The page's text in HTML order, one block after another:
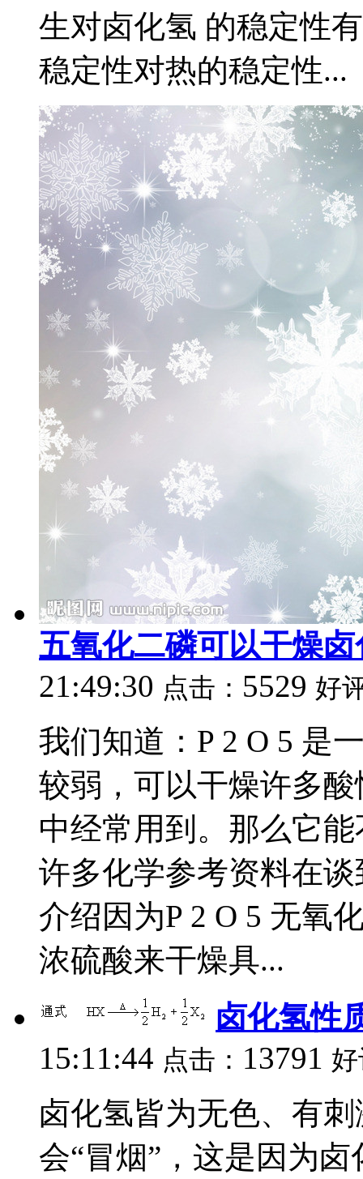
生对卤化氢 的稳定性
稳定性对热的稳定性...
五氧化二磷可以干燥
21:49:30 点击： 5529 好
我们知道：P 2 O 5 是
较弱，可以干燥许多
中经常用到。那么它
许多化学参考资料在
介绍因为P 2 O 5 无氧
浓硫酸来干燥具...
卤化氢性
15:11:44 点击： 13791
卤化氢皆为无色、有
会“冒烟”，这是因为